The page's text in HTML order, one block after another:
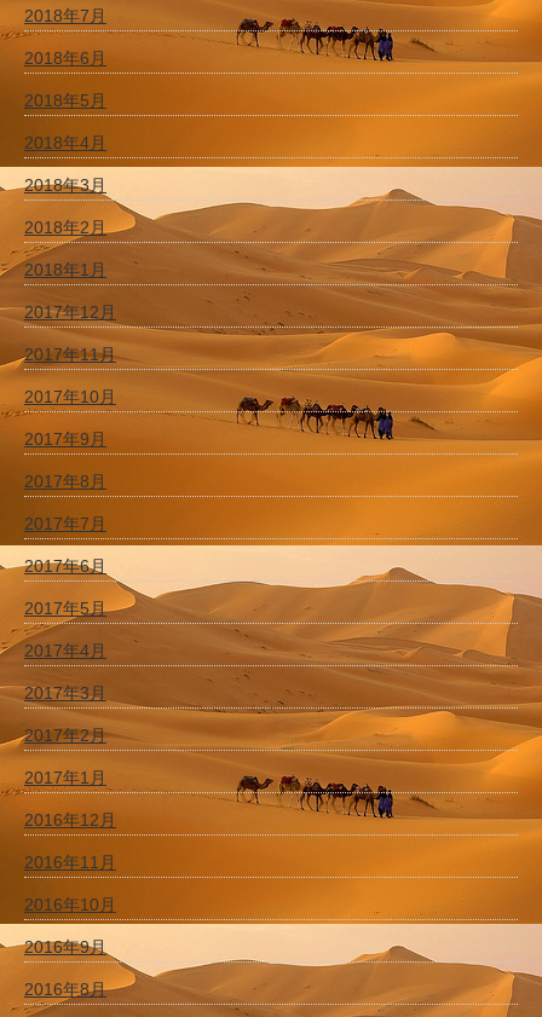
2018年7月
2018年6月
2018年5月
2018年4月
2018年3月
2018年2月
2018年1月
2017年12月
2017年11月
2017年10月
2017年9月
2017年8月
2017年7月
2017年6月
2017年5月
2017年4月
2017年3月
2017年2月
2017年1月
2016年12月
2016年11月
2016年10月
2016年9月
2016年8月